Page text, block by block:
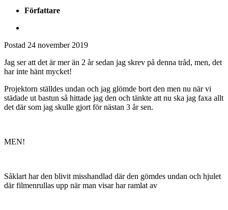
Författare
Postad 24 november 2019
Jag ser att det är mer än 2 år sedan jag skrev på denna tråd, men, det
har inte hänt mycket!
Projektorn ställdes undan och jag glömde bort den men nu när vi
städade ut bastun så hittade jag den och tänkte att nu ska jag faxa allt
det där som jag skulle gjort för nästan 3 år sen.
MEN!
Såklart har den blivit misshandlad där den gömdes undan och hjulet
där filmenrullas upp när man visar har ramlat av